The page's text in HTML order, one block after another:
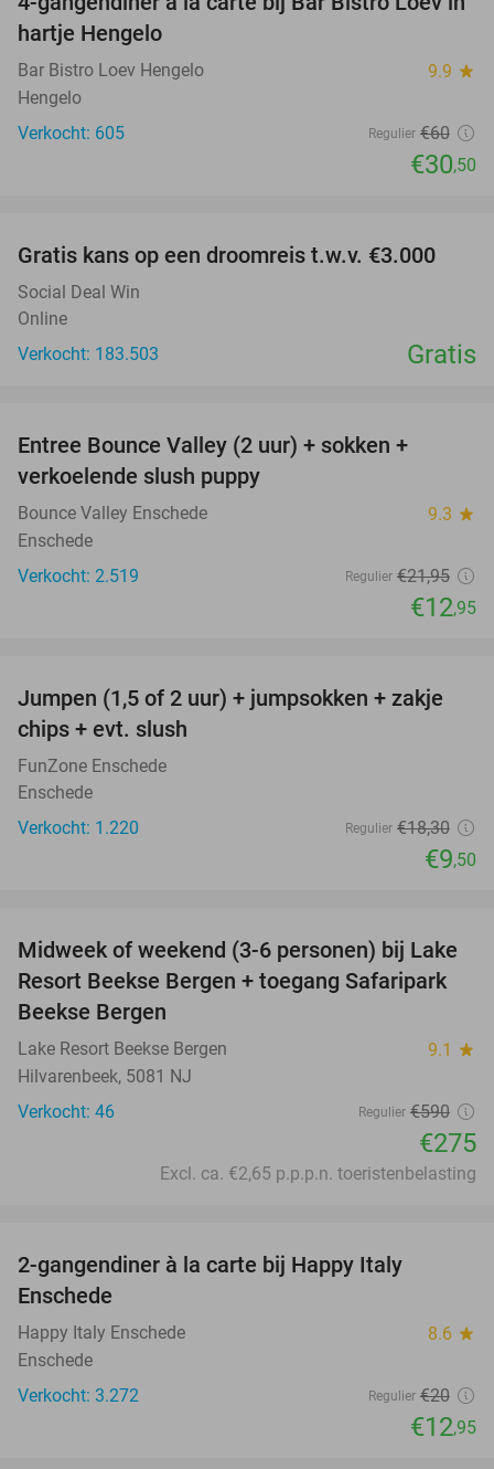
49%
hartje Hengelo
Bar Bistro Loev Hengelo 9.9 star
Hengelo
Verkocht: 605
Regulier €60
€30,50
Gratis kans op een droomreis t.w.v. €3.000
Social Deal Win
Online
Verkocht: 183.503
Gratis
Entree Bounce Valley (2 uur) + sokken +
verkoelende slush puppy
Bounce Valley Enschede 9.3 star
Enschede
Verkocht: 2.519
Regulier €21,95
€12,95
48%
Jumpen (1,5 of 2 uur) + jumpsokken + zakje
chips + evt. slush
FunZone Enschede
Enschede
Verkocht: 1.220
Regulier €18,30
€9,50
53%
Midweek of weekend (3-6 personen) bij Lake
Resort Beekse Bergen + toegang Safaripark
Beekse Bergen
Lake Resort Beekse Bergen 9.1 star
Hilvarenbeek, 5081 NJ
Verkocht: 46
Regulier €590
€275
Excl. ca. €2,65 p.p.p.n. toeristenbelasting
2-gangendiner à la carte bij Happy Italy
Enschede
Happy Italy Enschede 8.6 star
Enschede
Verkocht: 3.272
Regulier €20
€12,95